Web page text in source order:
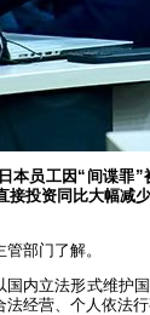
本员工因“间谍罪
接投资同比大幅减
部门了解。
内立法形式维护
经营、个人依法行